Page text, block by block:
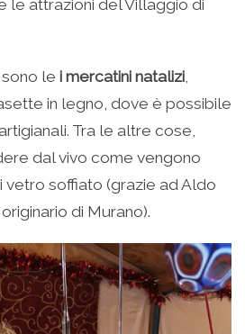
le attrazioni del Villaggio di
sono le i mercatini natalizi
in legno, dove è possibile
Tra le altre cose,
dal vivo come vengono
soffiato (grazie ad Aldo
di Murano).